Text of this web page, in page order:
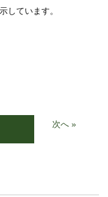
しています。
次へ »